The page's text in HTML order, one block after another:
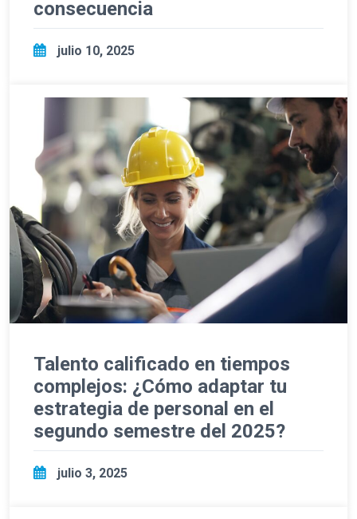
consecuencia
julio 10, 2025
Talento calificado en tiempos
complejos: ¿Cómo adaptar tu
estrategia de personal en el
segundo semestre del 2025?
julio 3, 2025